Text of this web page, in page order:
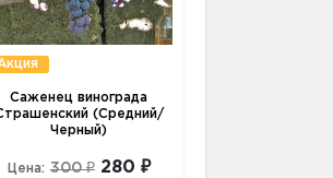
Саженец винограда
(Средний/
Черный)
Цена: 300 ₽ 280 ₽